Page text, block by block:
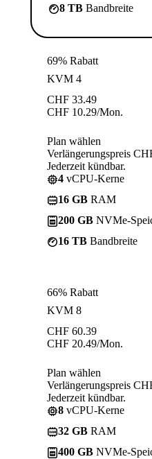
8 TB Bandbreite
69% Rabatt
KVM 4
CHF 33.49
CHF 10.29/Mon.
Plan wählen
Verlängerungspreis
Jederzeit kündbar.
4 vCPU-Kerne
16 GB RAM
200 GB NVMe-
16 TB Bandbreite
66% Rabatt
KVM 8
CHF 60.39
CHF 20.49/Mon.
Plan wählen
Verlängerungspreis
Jederzeit kündbar.
8 vCPU-Kerne
32 GB RAM
400 GB NVMe-